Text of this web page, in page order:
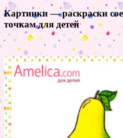
Картинки — раскраски
точкам для детей